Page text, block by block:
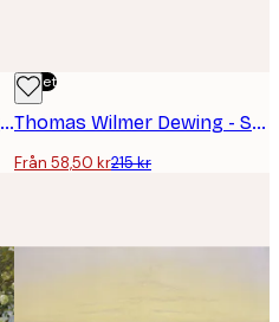
Monet - Spring (Fruktträd i Blom) Poster
Outlet
Thomas Wilmer Dewing - Summer Poster
Från 58,50 kr215 kr